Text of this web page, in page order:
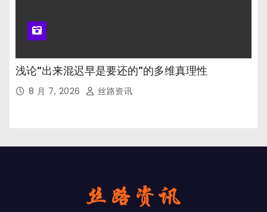
浅论“出来混迟早是要还的”的多维真理性
8 月 7, 2026 丝路资讯